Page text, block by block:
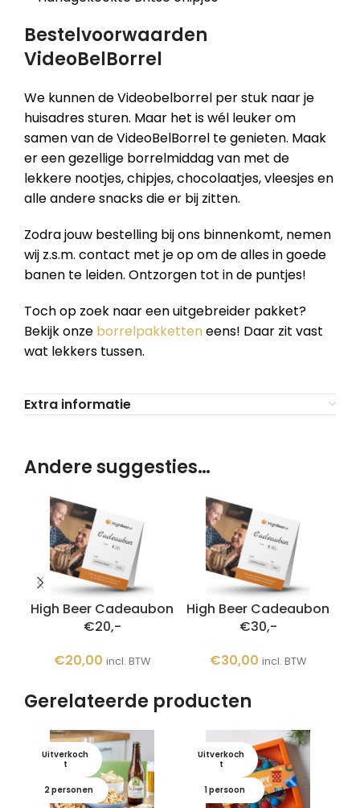
Bestelvoorwaarden
VideoBelBorrel
We kunnen de Videobelborrel per stuk naar je
huisadres sturen. Maar het is wél leuker om
samen van de VideoBelBorrel te genieten. Maak
er een gezellige borrelmiddag van met de
lekkere nootjes, chipjes, chocolaatjes, vleesjes en
alle andere snacks die er bij zitten.
Zodra jouw bestelling bij ons binnenkomt, nemen
wij z.s.m. contact met je op om de alles in goede
banen te leiden. Ontzorgen tot in de puntjes!
Toch op zoek naar een uitgebreider pakket?
Bekijk onze borrelpakketten eens! Daar zit vast
wat lekkers tussen.
Extra informatie
Andere suggesties…
High Beer Cadeaubon
€20,-
€20,00 incl. BTW
High Beer Cadeaubon
€30,-
€30,00 incl. BTW
Gerelateerde producten
Uitverkoch
t
2 personen
Uitverkoch
t
1 persoon